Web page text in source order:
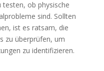
ob physische
sind. Sollten
ist es ratsam, die
zu überprüfen, um
zu identifizieren.